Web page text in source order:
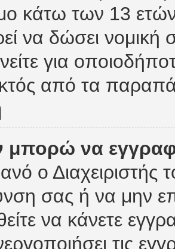
κάτω των 13
να δώσει νομική
για
από τα
μπορώ να
ο
σας ή να μην
να κάνετε
τις